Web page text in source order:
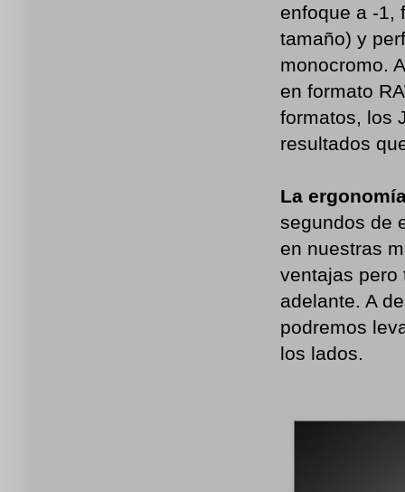
enfoque a -1,
tamaño) y
monocromo.
en formato
formatos, los
resultados
La
segundos de
en nuestras
ventajas pero
adelante. A
podremos
los lados.